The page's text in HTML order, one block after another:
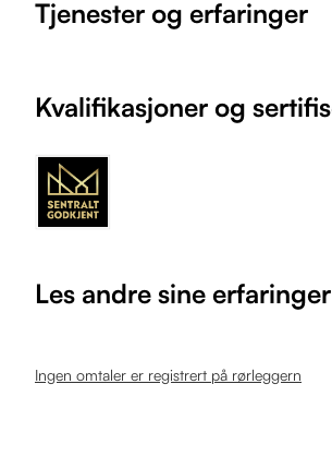
Tjenester og erfaringer
Kvalifikasjoner og
Les andre sine erfaringer
Ingen omtaler er registrert på rørleggern